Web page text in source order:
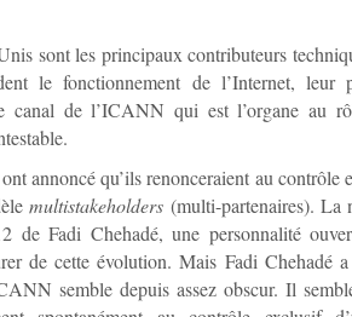
sont les principaux contributeurs
le fonctionnement de l’Internet, leur
canal de l’ICANN qui est l’organe au
annoncé qu’ils renonceraient au
multistakeholders (multi-partenaires). La
de Fadi Chehadé, une personnalité
de cette évolution. Mais Fadi Chehadé
semble depuis assez obscur. Il